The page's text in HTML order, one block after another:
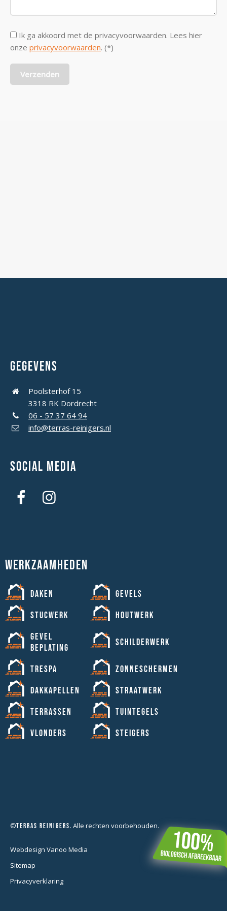
Ik ga akkoord met de privacyvoorwaarden. Lees hier
onze privacyvoorwaarden. (*)
Gegevens
Poolsterhof 15
3318 RK Dordrecht
06 - 57 37 64 94
info@terras-reinigers.nl
Social media
Werkzaamheden
Daken
Gevels
Stucwerk
Houtwerk
Gevel
beplating
Schilderwerk
Trespa
Zonneschermen
Dakkapellen
Straatwerk
Terrassen
Tuintegels
Vlonders
Steigers
©Terras Reinigers. Alle rechten voorbehouden.
Webdesign Vanoo Media
Sitemap
Privacyverklaring